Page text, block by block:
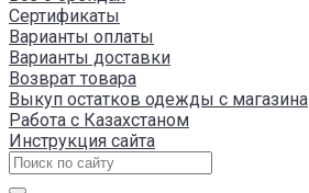
Сертификаты
Варианты оплаты
Варианты доставки
Возврат товара
Выкуп остатков одежды с магазина
Работа с Казахстаном
Инструкция сайта